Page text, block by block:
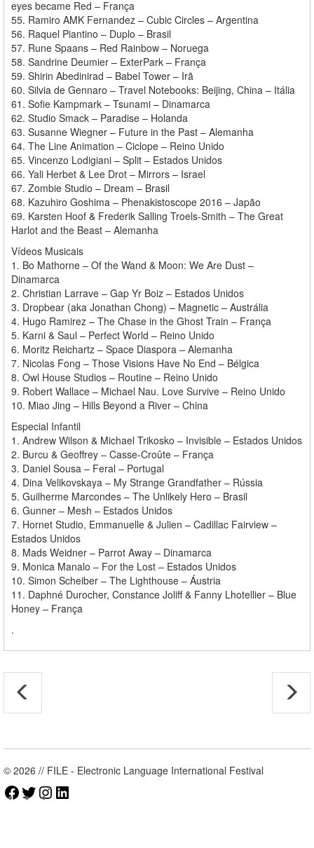
eyes became Red – França
55. Ramiro AMK Fernandez – Cubic Circles – Argentina
56. Raquel Piantino – Duplo – Brasil
57. Rune Spaans – Red Rainbow – Noruega
58. Sandrine Deumier – ExterPark – França
59. Shirin Abedinirad – Babel Tower – Irã
60. Silvia de Gennaro – Travel Notebooks: Beijing, China – Itália
61. Sofie Kampmark – Tsunami – Dinamarca
62. Studio Smack – Paradise – Holanda
63. Susanne Wiegner – Future in the Past – Alemanha
64. The Line Animation – Ciclope – Reino Unido
65. Vincenzo Lodigiani – Split – Estados Unidos
66. Yali Herbet & Lee Drot – Mirrors – Israel
67. Zombie Studio – Dream – Brasil
68. Kazuhiro Goshima – Phenakistoscope 2016 – Japão
69. Karsten Hoof & Frederik Salling Troels-Smith – The Great
Harlot and the Beast – Alemanha
Vídeos Musicais
1. Bo Mathorne – Of the Wand & Moon: We Are Dust –
Dinamarca
2. Christian Larrave – Gap Yr Boiz – Estados Unidos
3. Dropbear (aka Jonathan Chong) – Magnetic – Austrália
4. Hugo Ramirez – The Chase in the Ghost Train – França
5. Karni & Saul – Perfect World – Reino Unido
6. Moritz Reichartz – Space Diaspora – Alemanha
7. Nicolas Fong – Those Visions Have No End – Bélgica
8. Owl House Studios – Routine – Reino Unido
9. Robert Wallace – Michael Nau. Love Survive – Reino Unido
10. Miao Jing – Hills Beyond a River – China
Especial Infantil
1. Andrew Wilson & Michael Trikosko – Invisible – Estados Unidos
2. Burcu & Geoffrey – Casse-Croûte – França
3. Daniel Sousa – Feral – Portugal
4. Dina Velikovskaya – My Strange Grandfather – Rússia
5. Guilherme Marcondes – The Unlikely Hero – Brasil
6. Gunner – Mesh – Estados Unidos
7. Hornet Studio, Emmanuelle & Julien – Cadillac Fairview –
Estados Unidos
8. Mads Weidner – Parrot Away – Dinamarca
9. Monica Manalo – For the Lost – Estados Unidos
10. Simon Scheiber – The Lighthouse – Áustria
11. Daphné Durocher, Constance Joliff & Fanny Lhotellier – Blue
Honey – França
.
© 2026 // FILE - Electronic Language International Festival
Facebook
TwitterInstagram